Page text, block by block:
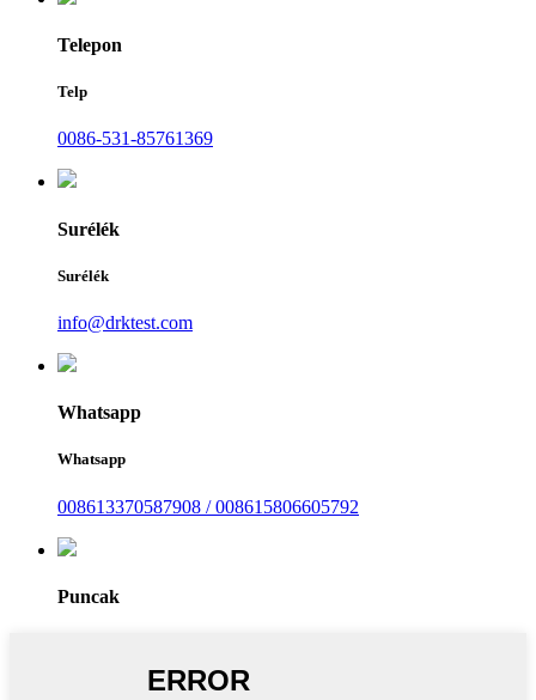
Telepon
Telp
0086-531-85761369
Surélék
Surélék
info@drktest.com
Whatsapp
Whatsapp
008613370587908 / 008615806605792
Puncak